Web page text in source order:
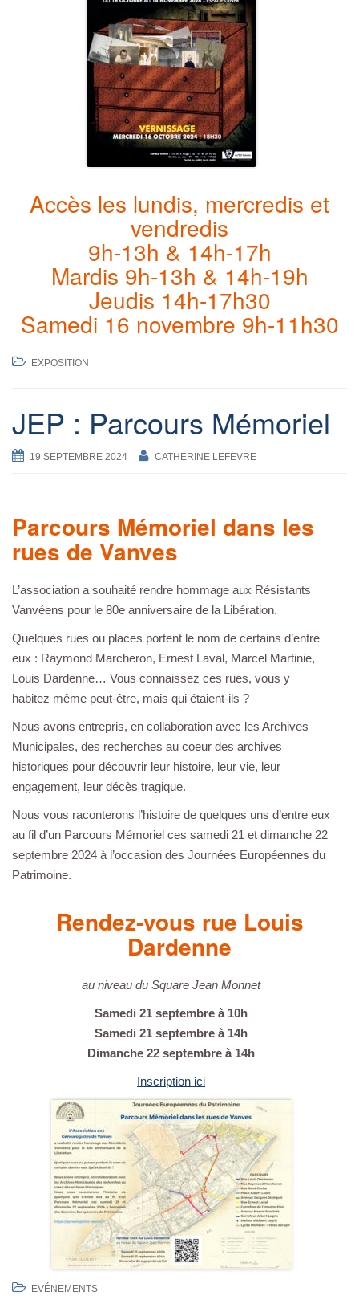
Accès les lundis, mercredis et
vendredis
9h-13h & 14h-17h
Mardis 9h-13h & 14h-19h
Jeudis 14h-17h30
Samedi 16 novembre 9h-11h30
EXPOSITION
JEP : Parcours Mémoriel
19 SEPTEMBRE 2024 CATHERINE LEFEVRE
Parcours Mémoriel dans les
rues de Vanves
L’association a souhaité rendre hommage aux Résistants
Vanvéens pour le 80e anniversaire de la Libération.
Quelques rues ou places portent le nom de certains d’entre
eux : Raymond Marcheron, Ernest Laval, Marcel Martinie,
Louis Dardenne… Vous connaissez ces rues, vous y
habitez même peut-être, mais qui étaient-ils ?
Nous avons entrepris, en collaboration avec les Archives
Municipales, des recherches au coeur des archives
historiques pour découvrir leur histoire, leur vie, leur
engagement, leur décès tragique.
Nous vous raconterons l’histoire de quelques uns d’entre eux
au fil d’un Parcours Mémoriel ces samedi 21 et dimanche 22
septembre 2024 à l’occasion des Journées Européennes du
Patrimoine.
Rendez-vous rue Louis
Dardenne
au niveau du Square Jean Monnet
Samedi 21 septembre à 10h
Samedi 21 septembre à 14h
Dimanche 22 septembre à 14h
Inscription ici
EVÉNEMENTS